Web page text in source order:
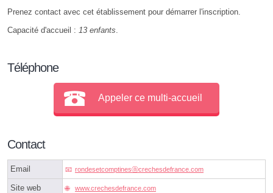
Prenez contact avec cet établissement pour démarrer l'inscription.
Capacité d'accueil : 13 enfants
Téléphone
Appeler ce multi-accueil
Contact
Email rondesetcomptinesⓐcrechesdefrance.com
Site web www.crechesdefrance.com